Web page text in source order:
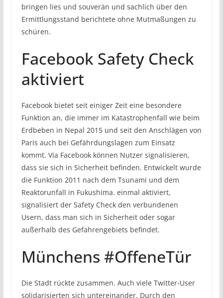
bringen lies und souverän und sachlich über den
Ermittlungsstand berichtete ohne Mutmaßungen zu
schüren.
Facebook Safety Check
aktiviert
Facebook bietet seit einiger Zeit eine besondere
Funktion an, die immer im Katastrophenfall wie beim
Erdbeben in Nepal 2015 und seit den Anschlägen von
Paris auch bei Gefährdungslagen zum Einsatz
kommt. Via Facebook können Nutzer signalisieren,
dass sie sich in Sicherheit befinden. Entwickelt wurde
die Funktion 2011 nach dem Tsunami und dem
Reaktorunfall in Fukushima. einmal aktiviert,
signalisiert der Safety Check den verbundenen
Usern, dass man sich in Sicherheit oder sogar
außerhalb des Gefahrengebiets befindet.
Münchens #OffeneTür
Die Stadt rückte zusammen. Auch viele Twitter-User
solidarisierten sich untereinander. Durch den